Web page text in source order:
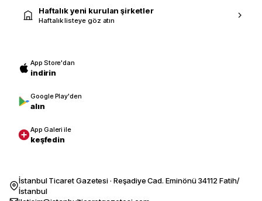
Haftalık yeni kurulan şirketler
Haftalık listeye göz atın
App Store'dan
indirin
Google Play'den
alın
App Galeri ile
keşfedin
İstanbul Ticaret Gazetesi · Reşadiye Cad. Eminönü 34112 Fatih/
İstanbul